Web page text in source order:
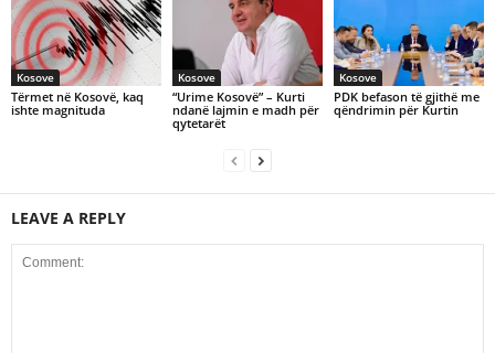
Kosove
Tërmet në Kosovë, kaq
ishte magnituda
Kosove
“Urime Kosovë” – Kurti
ndanë lajmin e madh për
qytetarët
Kosove
PDK befason të gjithë me
qëndrimin për Kurtin
LEAVE A REPLY